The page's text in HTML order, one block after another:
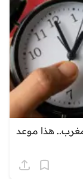
هذا موعد